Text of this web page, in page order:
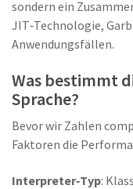
sondern ein
JIT‑Technologie,
Anwendungsfällen.
Was bestimmt
Sprache?
Bevor wir Zahlen
Faktoren die
Interpreter‑Typ: